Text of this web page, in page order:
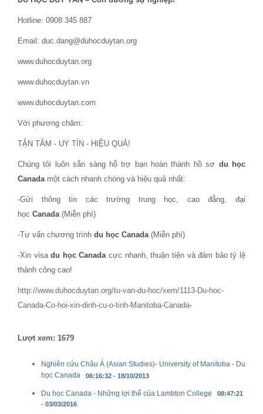
Hotline: 0908 345 887
Email: duc.dang@duhocduytan.org
www.duhocduytan.org
www.duhocduytan.vn
www.duhocduytan.com
Với phương châm:
TẬN TÂM - UY TÍN - HIỆU QUẢ!
Chúng tôi luôn sẵn sàng hỗ trợ bạn hoàn thành hồ sơ du học
Canadamột cách nhanh chóng và hiệu quả nhất:
-Gửi thông tin các trường trung học, cao đẳng, đại
học Canada(Miễn phí)
-Tư vấn chương trình du học Canada(Miễn phí)
-Xin visadu học Canadacực nhanh, thuận tiện và đảm bảo tỷ lệ
thành công cao!
http://www.duhocduytan.org/tu-van-du-hoc/xem/1113-Du-hoc-
Canada-Co-hoi-xin-dinh-cu-o-tinh-Manitoba-Canada-
Lượt xem: 1679
Nghiên cứu Châu Á (Asian Studies)- University of Manitoba - Du
học Canada 06:16:32 - 18/10/2013
Du học Canada - Những lợi thế của Lambton College 08:47:21
- 03/03/2016